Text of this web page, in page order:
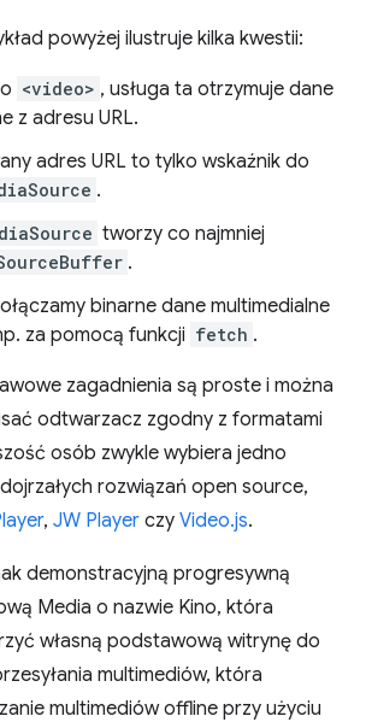
powyżej ilustruje kilka kwestii:
<video> , usługa ta otrzymuje dane
z adresu URL.
adres URL to tylko wskaźnik do
.
tworzy co najmniej
.
binarne dane multimedialne
za pomocą funkcji fetch .
zagadnienia są proste i można
odtwarzacz zgodny z formatami
osób zwykle wybiera jedno
rozwiązań open source,
, JW Player czy Video.js.
demonstracyjną progresywną
Media o nazwie Kino, która
własną podstawową witrynę do
multimediów, która
multimediów offline przy użyciu